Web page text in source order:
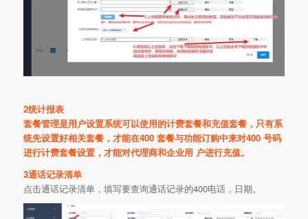
2统计报表
套餐管理是用户设置系统可以使用的计费套餐和充值套餐，只有系
统先设置好相关套餐，才能在400 套餐与功能订购中来对400 号码
进行计费套餐设置，才能对代理商和企业用 户进行充值。
3通话记录清单
点击通话记录清单，填写要查询通话记录的400电话，日期。